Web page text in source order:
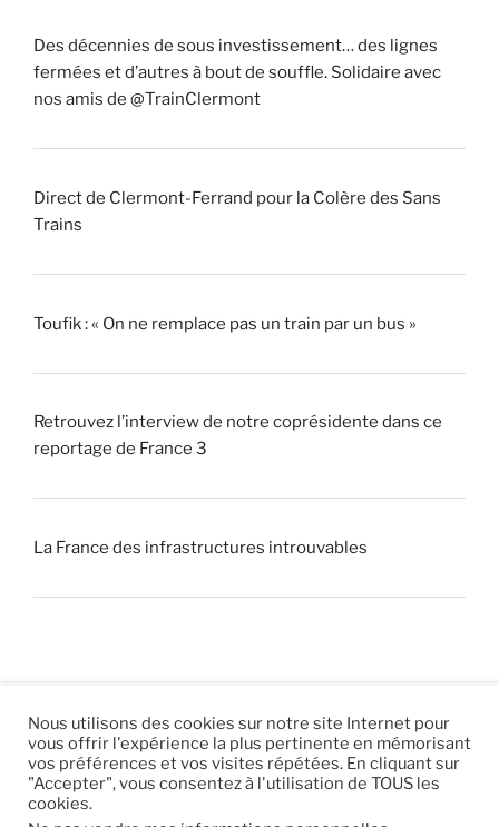
Des décennies de sous investissement… des lignes
fermées et d’autres à bout de souffle. Solidaire avec
nos amis de @TrainClermont
Direct de Clermont-Ferrand pour la Colère des Sans
Trains
Toufik : « On ne remplace pas un train par un bus »
Retrouvez l’interview de notre coprésidente dans ce
reportage de France 3
La France des infrastructures introuvables
© 2026 |Mentions légales|Hébergement Eur’Net.|
RSS|sitemap
Nous utilisons des cookies sur notre site Internet pour
vous offrir l'expérience la plus pertinente en mémorisant
vos préférences et vos visites répétées. En cliquant sur
"Accepter", vous consentez à l'utilisation de TOUS les
cookies.